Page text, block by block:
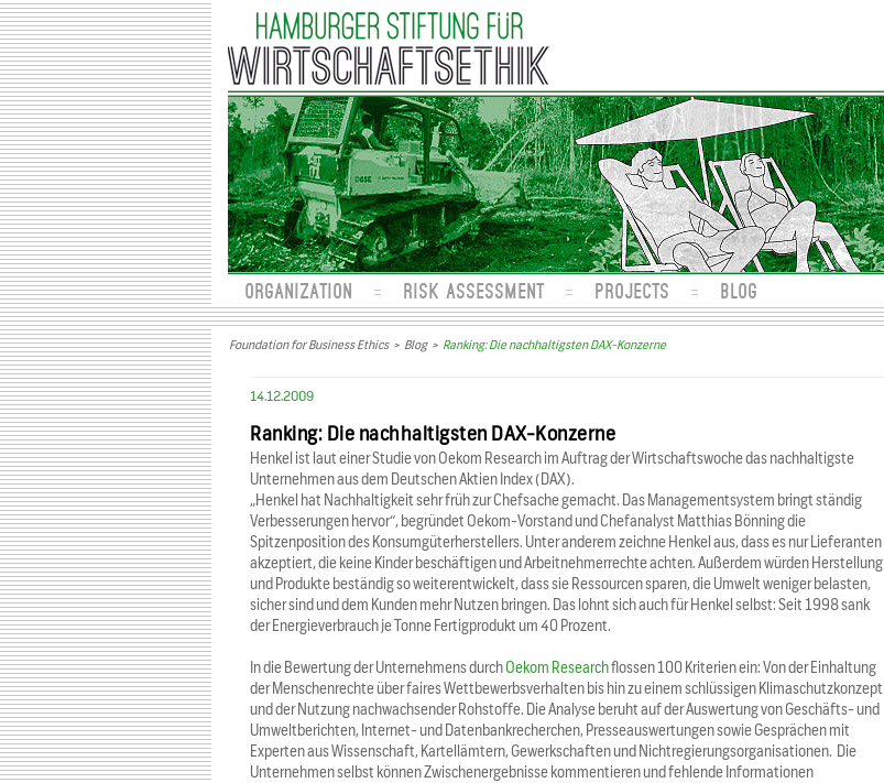
ORGANIZATION RISK ASSESSMENT PROJECTS BLOG
Foundation for Business Ethics> Blog> Ranking: Die nachhaltigsten DAX-Konzerne
14.12.2009
Ranking: Die nachhaltigsten DAX-Konzerne
Henkel ist laut einer Studie von Oekom Research im Auftrag der Wirtschaftswoche das nachhaltigste
Unternehmen aus dem Deutschen Aktien Index (DAX).
„Henkel hat Nachhaltigkeit sehr früh zur Chefsache gemacht. Das Managementsystem bringt ständig
Verbesserungen hervor“, begründet Oekom-Vorstand und Chefanalyst Matthias Bönning die
Spitzenposition des Konsumgüterherstellers. Unter anderem zeichne Henkel aus, dass es nur Lieferanten
akzeptiert, die keine Kinder beschäftigen und Arbeitnehmerrechte achten. Außerdem würden Herstellung
und Produkte beständig so weiterentwickelt, dass sie Ressourcen sparen, die Umwelt weniger belasten,
sicher sind und dem Kunden mehr Nutzen bringen. Das lohnt sich auch für Henkel selbst: Seit 1998 sank
der Energieverbrauch je Tonne Fertigprodukt um 40 Prozent.
In die Bewertung der Unternehmens durchOekom Researchflossen 100 Kriterien ein: Von der Einhaltung
der Menschenrechte über faires Wettbewerbsverhalten bis hin zu einem schlüssigen Klimaschutzkonzept
und der Nutzung nachwachsender Rohstoffe. Die Analyse beruht auf der Auswertung von Geschäfts- und
Umweltberichten, Internet- und Datenbankrecherchen, Presseauswertungen sowie Gesprächen mit
Experten aus Wissenschaft, Kartellämtern, Gewerkschaften und Nichtregierungsorganisationen. Die
Unternehmen selbst können Zwischenergebnisse kommentieren und fehlende Informationen